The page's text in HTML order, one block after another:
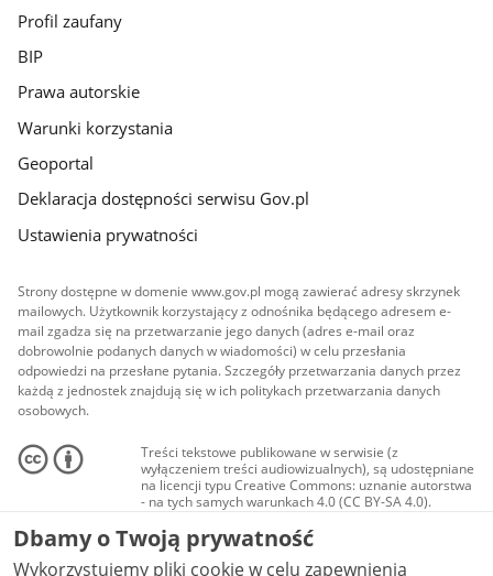
Profil zaufany
BIP
Prawa autorskie
Warunki korzystania
Geoportal
Deklaracja dostępności serwisu Gov.pl
Ustawienia prywatności
Strony dostępne w domenie www.gov.pl mogą zawierać adresy skrzynek
mailowych. Użytkownik korzystający z odnośnika będącego adresem e-
mail zgadza się na przetwarzanie jego danych (adres e-mail oraz
dobrowolnie podanych danych w wiadomości) w celu przesłania
odpowiedzi na przesłane pytania. Szczegóły przetwarzania danych przez
każdą z jednostek znajdują się w ich politykach przetwarzania danych
osobowych.
Treści tekstowe publikowane w serwisie (z
wyłączeniem treści audiowizualnych), są udostępniane
na licencji typu Creative Commons: uznanie autorstwa
- na tych samych warunkach 4.0 (CC BY-SA 4.0).
Materiały audiowizualne, w tym zdjęcia, materiały
audio i wideo, są udostępniane na licencji typu
Creative Commons: uznanie autorstwa użycie
niekomercyjne - bez utworów zależnych 4.0 (CC BY-
Dbamy o Twoją prywatność
Wykorzystujemy pliki cookie w celu zapewnienia